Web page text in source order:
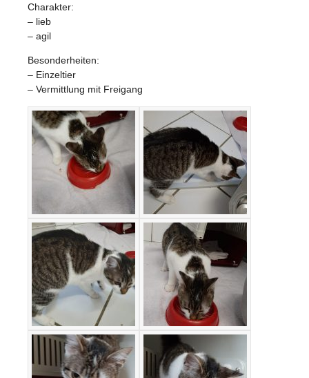
Charakter:
– lieb
– agil
Besonderheiten:
– Einzeltier
– Vermittlung mit Freigang